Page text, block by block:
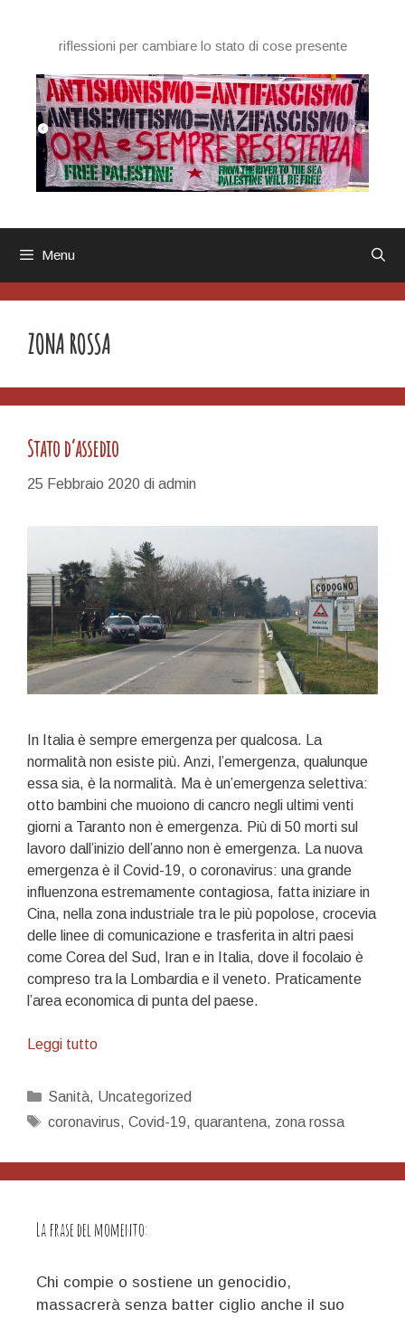
contenutoriflessioni per cambiare lo stato di cose presente
Menu
ZONA ROSSA
Stato d’assedio
25 Febbraio 2020 di admin
In Italia è sempre emergenza per qualcosa. La
normalità non esiste più. Anzi, l’emergenza, qualunque
essa sia, è la normalità. Ma è un’emergenza selettiva:
otto bambini che muoiono di cancro negli ultimi venti
giorni a Taranto non è emergenza. Più di 50 morti sul
lavoro dall’inizio dell’anno non è emergenza. La nuova
emergenza è il Covid-19, o coronavirus: una grande
influenzona estremamente contagiosa, fatta iniziare in
Cina, nella zona industriale tra le più popolose, crocevia
delle linee di comunicazione e trasferita in altri paesi
come Corea del Sud, Iran e in Italia, dove il focolaio è
compreso tra la Lombardia e il veneto. Praticamente
l’area economica di punta del paese.
Leggi tuttoStato
Categorie
Sanità, Uncategorized
Tag
coronavirus, Covid-19, quarantena, zona rossa
La frase del momento:
Chi compie o sostiene un genocidio,
massacrerà senza batter ciglio anche il suo